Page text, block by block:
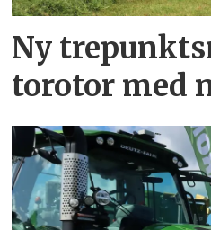
Ny
torotor med